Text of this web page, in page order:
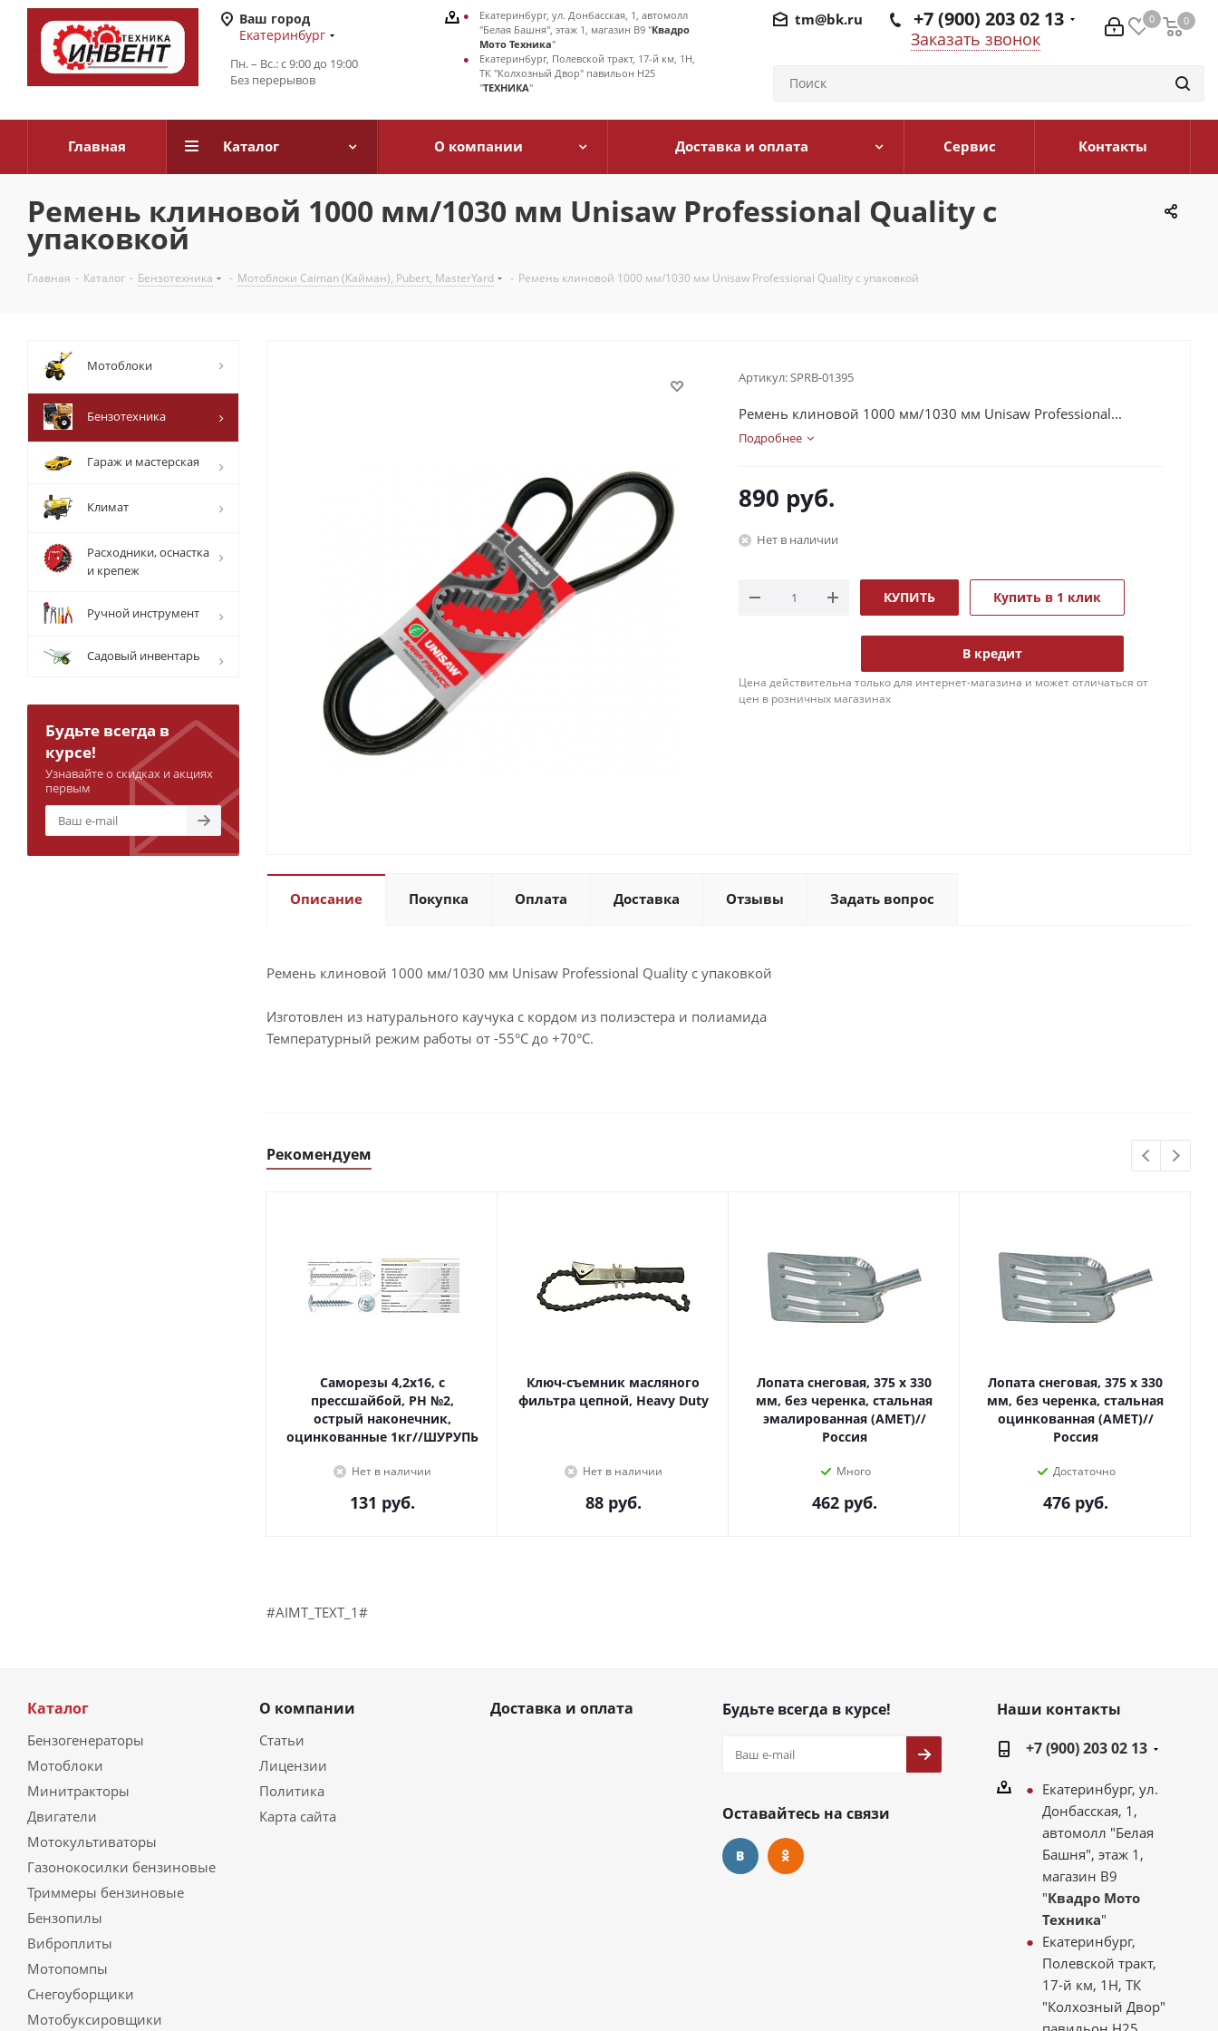
Ваш город
Екатеринбург
Пн. – Вс.: с 9:00 до 19:00
Без перерывов
0 0
0
+7 (900) 203 02 13
Заказать звонок
tm@bk.ru
Екатеринбург, ул. Донбасская, 1, автомолл
"Белая Башня", этаж 1, магазин В9 "Квадро
Мото Техника"
Екатеринбург, Полевской тракт, 17-й км, 1Н,
ТК "Колхозный Двор" павильон Н25
"ТЕХНИКА"
Главная Каталог О компании Доставка и оплата Сервис Контакты
Ремень клиновой 1000 мм/1030 мм Unisaw Professional Quality с
упаковкой
Главная - Каталог - Бензотехника - Мотоблоки Caiman (Кайман), Pubert, MasterYard - Ремень клиновой 1000 мм/1030 мм Unisaw Professional Quality с упаковкой
Артикул:SPRB-01395
Ремень клиновой 1000 мм/1030 мм Unisaw Professional...
Подробнее
890 руб.
Нет в наличии
КУПИТЬ Купить в 1 клик
В кредит
Цена действительна только для интернет-магазина и может отличаться от
цен в розничных магазинах
Описание Покупка Оплата Доставка Отзывы Задать вопрос
Ремень клиновой 1000 мм/1030 мм Unisaw Professional Quality с упаковкой
Изготовлен из натурального каучука с кордом из полиэстера и полиамида
Температурный режим работы от -55°C до +70°C.
Рекомендуем
Саморезы 4,2х16, с
прессшайбой, PH №2,
острый наконечник,
оцинкованные 1кг//ШУРУПЬ
Нет в наличии
131 руб.
Ключ-съемник масляного
фильтра цепной, Heavy Duty
Нет в наличии
88руб.
Лопата снеговая, 375 х 330
мм, без черенка, стальная
эмалированная (АМЕТ)//
Россия
Много
462руб.
Лопата снеговая, 375 х 330
мм, без черенка, стальная
оцинкованная (АМЕТ)//
Россия
Достаточно
476руб.
#AIMT_TEXT_1#
Мотоблоки
Бензотехника
Гараж и мастерская
Климат
Расходники, оснастка
и крепеж
Ручной инструмент
Садовый инвентарь
Будьте всегда в
курсе!
Узнавайте о скидках и акциях
первым
Каталог
Бензогенераторы
Мотоблоки
Минитракторы
Двигатели
Мотокультиваторы
Газонокосилки бензиновые
Триммеры бензиновые
Бензопилы
Виброплиты
Мотопомпы
Снегоуборщики
Мотобуксировщики
О компании
Статьи
Лицензии
Политика
Карта сайта
Доставка и оплата Будьте всегда в курсе!
Оставайтесь на связи
Наши контакты
+7 (900) 203 02 13
Екатеринбург, ул.
Донбасская, 1,
автомолл "Белая
Башня", этаж 1,
магазин В9
"Квадро Мото
Техника"
Екатеринбург,
Полевской тракт,
17-й км, 1Н, ТК
"Колхозный Двор"